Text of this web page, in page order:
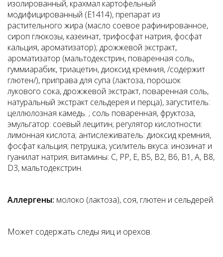
изолированный, крахмал картофельный
модифицированный (Е1414), препарат из
растительного жира (масло соевое рафинированное,
сироп глюкозы, казеинат, трифосфат натрия, фосфат
кальция, ароматизатор); дрожжевой экстракт,
ароматизатор (мальтодекстрин, поваренная соль,
гуммиарабик, триацетин, диоксид кремния, /содержит
глютен/), приправа для супа (лактоза, порошок
лукового сока, дрожжевой экстракт, поваренная соль,
натуральный экстракт сельдерея и перца), загуститель:
целлюлозная камедь. ; соль поваренная, фруктоза,
эмульгатор: соевый лецитин; регулятор кислотности:
лимонная кислота; антислеживатель: диоксид кремния,
фосфат кальция; петрушка, усилитель вкуса: инозинат и
гуанилат натрия; витамины: С, РР, Е, В5, В2, В6, В1, А, В8,
D3, мальтодекстрин.
Аллергены: молоко (лактоза), соя, глютен и сельдерей.
Может содержать следы яиц и орехов.